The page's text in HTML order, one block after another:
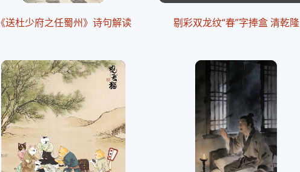
《送杜少府之任蜀州》诗句解读 剔彩双龙纹“春”字捧盒 清乾隆